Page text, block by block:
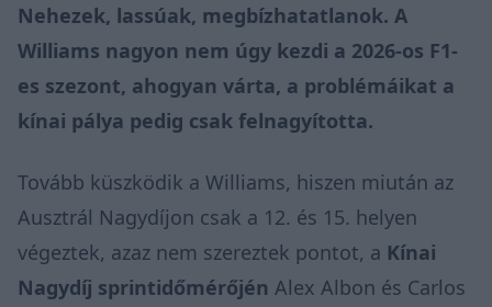
Nehezek, lassúak, megbízhatatlanok. A
Williams nagyon nem úgy kezdi a 2026-os F1-
es szezont, ahogyan várta, a problémáikat a
kínai pálya pedig csak felnagyította.
Tovább küszködik a Williams, hiszen miután az
Ausztrál Nagydíjon csak a 12. és 15. helyen
végeztek, azaz nem szereztek pontot, a Kínai
Nagydíj sprintidőmérőjén Alex Albon és Carlos